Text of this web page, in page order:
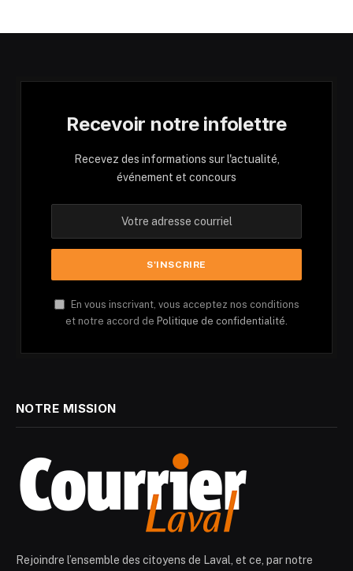
Recevoir notre infolettre
Recevez des informations sur l'actualité,
événement et concours
En vous inscrivant, vous acceptez nos conditions
et notre accord de Politique de confidentialité.
NOTRE MISSION
Rejoindre l’ensemble des citoyens de Laval, et ce, par notre